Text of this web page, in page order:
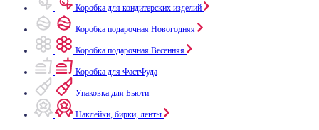
Коробка для кондитерских изделий
Коробка подарочная Новогодняя
Коробка подарочная Весенняя
Коробка для ФастФуда
Упаковка для Бьюти
Наклейки, бирки, ленты